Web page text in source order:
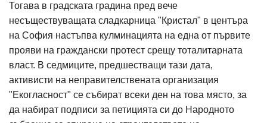
Тогава в градската градина пред вече
несъществуващата сладкарница "Кристал" в центъра
на София настъпва кулминацията на една от първите
прояви на граждански протест срещу тоталитарната
власт. В седмиците, предшестващи тази дата,
активисти на неправителствената организация
"Екогласност" се събират всеки ден на това място, за
да набират подписи за петицията си до Народното